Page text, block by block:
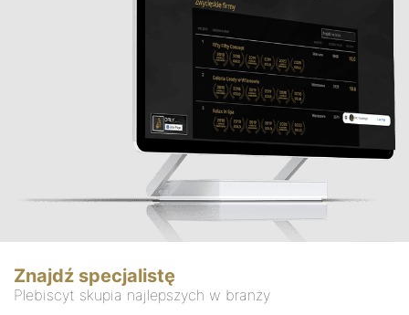
Znajdź specjalistę
Plebiscyt skupia najlepszych w branży